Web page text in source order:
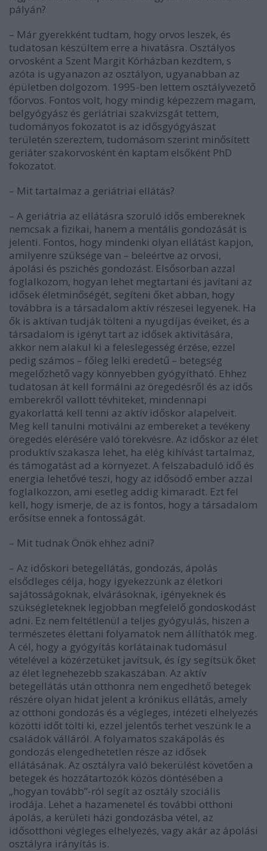
pályán?
– Már gyerekként tudtam, hogy orvos leszek, és
tudatosan készültem erre a hivatásra. Osztályos
orvosként a Szent Margit Kórházban kezdtem, s
azóta is ugyanazon az osztályon, ugyanabban az
épületben dolgozom. 1995-ben lettem osztályvezető
főorvos. Fontos volt, hogy mindig képezzem magam,
belgyógyász és geriátriai szakvizsgát tettem,
tudományos fokozatot is az idősgyógyászat
területén szereztem, tudomásom szerint minősített
geriáter szakorvosként én kaptam elsőként PhD
fokozatot.
– Mit tartalmaz a geriátriai ellátás?
– A geriátria az ellátásra szoruló idős embereknek
nemcsak a fizikai, hanem a mentális gondozását is
jelenti. Fontos, hogy mindenki olyan ellátást kapjon,
amilyenre szüksége van – beleértve az orvosi,
ápolási és pszichés gondozást. Elsősorban azzal
foglalkozom, hogyan lehet megtartani és javítani az
idősek életminőségét, segíteni őket abban, hogy
továbbra is a társadalom aktív részesei legyenek. Ha
ők is aktívan tudják tölteni a nyugdíjas éveiket, és a
társadalom is igényt tart az idősek aktivitására,
akkor nem alakul ki a feleslegesség érzése, ezzel
pedig számos – főleg lelki eredetű – betegség
megelőzhető vagy könnyebben gyógyítható. Ehhez
tudatosan át kell formálni az öregedésről és az idős
emberekről vallott tévhiteket, mindennapi
gyakorlattá kell tenni az aktív időskor alapelveit.
Meg kell tanulni motiválni az embereket a tevékeny
öregedés elérésére való törekvésre. Az időskor az élet
produktív szakasza lehet, ha elég kihívást tartalmaz,
és támogatást ad a környezet. A felszabaduló idő és
energia lehetővé teszi, hogy az idősödő ember azzal
foglalkozzon, ami esetleg addig kimaradt. Ezt fel
kell, hogy ismerje, de az is fontos, hogy a társadalom
erősítse ennek a fontosságát.
– Mit tudnak Önök ehhez adni?
– Az időskori betegellátás, gondozás, ápolás
elsődleges célja, hogy igyekezzünk az életkori
sajátosságoknak, elvárásoknak, igényeknek és
szükségleteknek legjobban megfelelő gondoskodást
adni. Ez nem feltétlenül a teljes gyógyulás, hiszen a
természetes élettani folyamatok nem állíthatók meg.
A cél, hogy a gyógyítás korlátainak tudomásul
vételével a közérzetüket javítsuk, és így segítsük őket
az élet legnehezebb szakaszában. Az aktív
betegellátás után otthonra nem engedhető betegek
részére olyan hidat jelent a krónikus ellátás, amely
az otthoni gondozás és a végleges, intézeti elhelyezés
közötti időt tölti ki, ezzel jelentős terhet veszünk le a
családok válláról. A folyamatos szakápolás és
gondozás elengedhetetlen része az idősek
ellátásának. Az osztályra való bekerülést követően a
betegek és hozzátartozók közös döntésében a
„hogyan tovább”-ról segít az osztály szociális
irodája. Lehet a hazamenetel és további otthoni
ápolás, a kerületi házi gondozásba vétel, az
idősotthoni végleges elhelyezés, vagy akár az ápolási
osztályra irányítás is.